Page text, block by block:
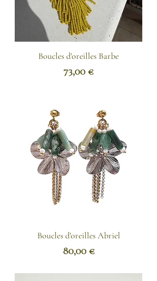
Boucles d'oreilles Barbe
Prix
73,00 €
Boucles d'oreilles Abriel
Prix
80,00 €